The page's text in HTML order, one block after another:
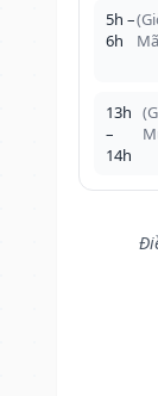
5h –
6h
13h
–
14h